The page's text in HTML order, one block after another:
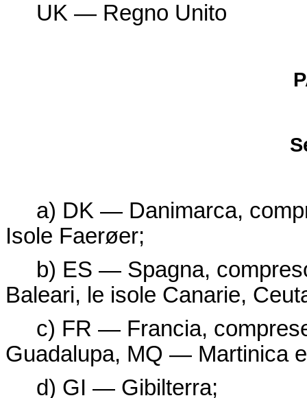
UK — Regno Unito
a) DK — Danimarca,
Isole Faerøer;
b) ES — Spagna,
Baleari, le isole Canarie,
c) FR — Francia,
Guadalupa, MQ — Martinica
d) GI — Gibilterra;